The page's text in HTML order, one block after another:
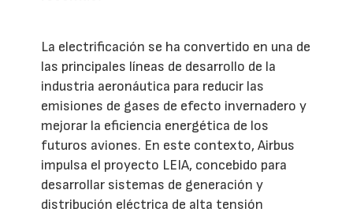
La electrificación se ha convertido en una de
las principales líneas de desarrollo de la
industria aeronáutica para reducir las
emisiones de gases de efecto invernadero y
mejorar la eficiencia energética de los
futuros aviones. En este contexto, Airbus
impulsa el proyecto LEIA, concebido para
desarrollar sistemas de generación y
distribución eléctrica de alta tensión